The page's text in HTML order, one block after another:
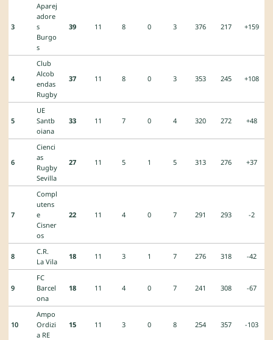
3
Aparej
adore
s
Burgo
s
39 11 8 0 3 376 217 +159
4
Club
Alcob
endas
Rugby
37 11 8 0 3 353 245 +108
5
UE
Santb
oiana
33 11 7 0 4 320 272 +48
6
Cienci
as
Rugby
Sevilla
27 11 5 1 5 313 276 +37
7
Compl
utens
e
Cisner
os
22 11 4 0 7 291 293 -2
8
C.R.
La Vila
18 11 3 1 7 276 318 -42
9
FC
Barcel
ona
18 11 4 0 7 241 308 -67
10
Ampo
Ordizi
a RE
15 11 3 0 8 254 357 -103